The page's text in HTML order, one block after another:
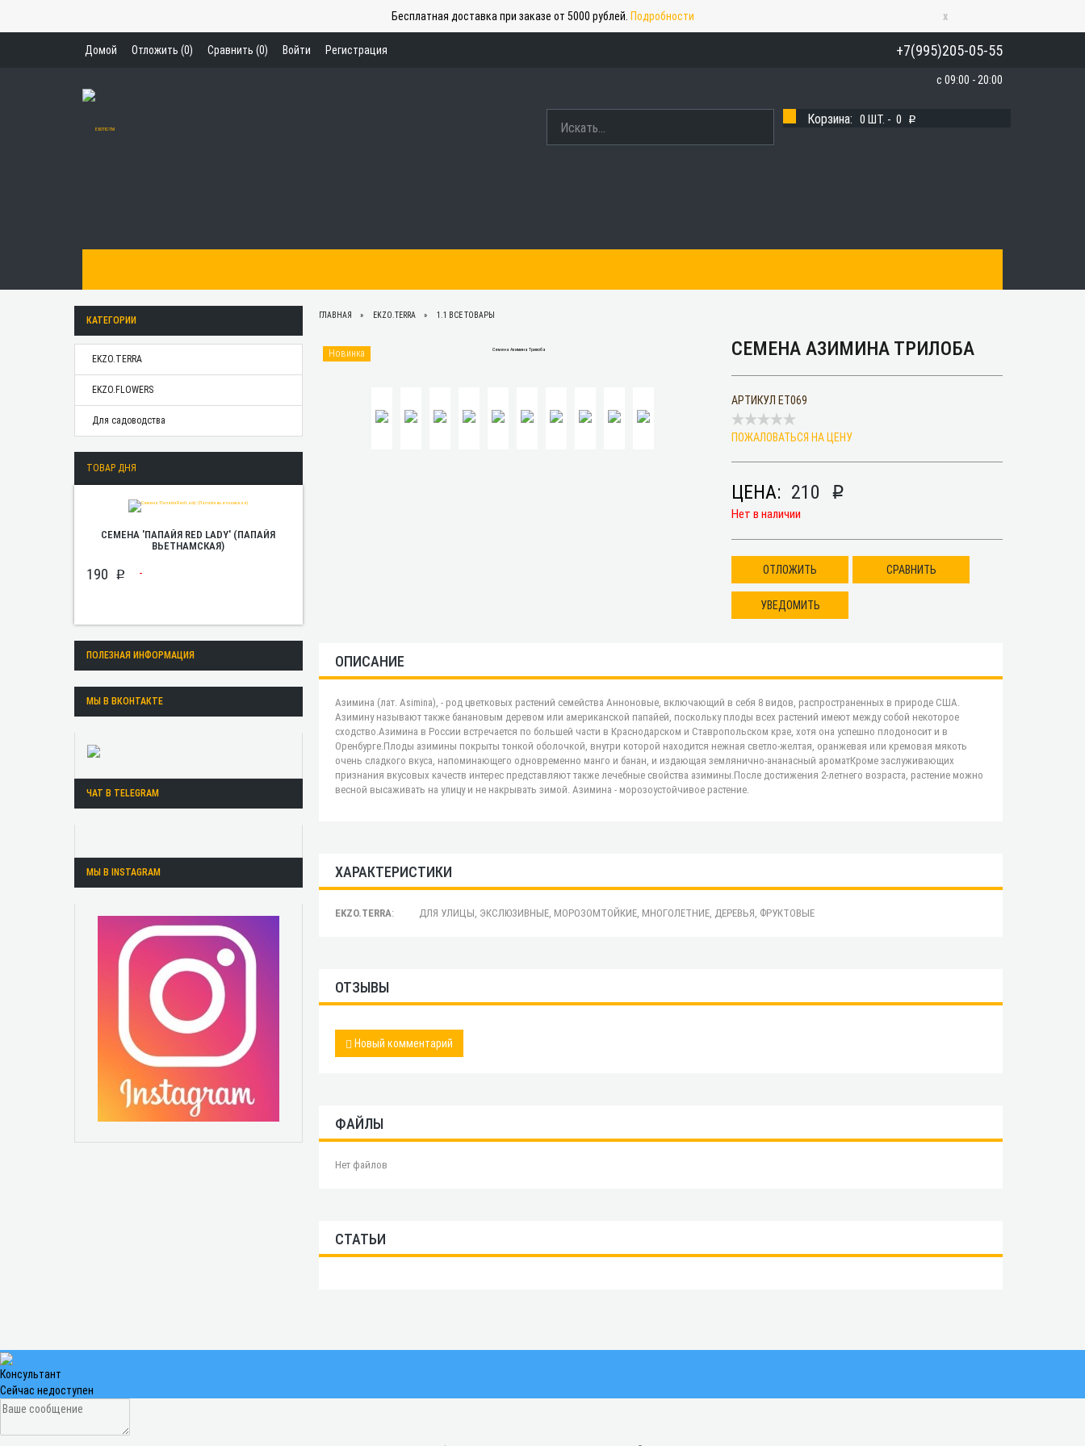
Бесплатная доставка при заказе от 5000 рублей. Подробности x
Домой Отложить (0) Сравнить (0) Войти Регистрация +7(995)205-05-55
с 09:00 - 20:00
Корзина: 0 ШТ. - 0 p
КАТЕГОРИИ
EKZO.TERRA
EKZO.FLOWERS
Для садоводства
ТОВАР ДНЯ
СЕМЕНА 'ПАПАЙЯ RED LADY' (ПАПАЙЯ
ВЬЕТНАМСКАЯ)
190 p
ПОЛЕЗНАЯ ИНФОРМАЦИЯ
МЫ В ВКОНТАКТЕ
ЧАТ В TELEGRAM
МЫ В INSTAGRAM
ГЛАВНАЯ EKZO.TERRA 1.1 ВСЕ ТОВАРЫ
Новинка СЕМЕНА АЗИМИНА ТРИЛОБА
АРТИКУЛ ET069
ПОЖАЛОВАТЬСЯ НА ЦЕНУ
ЦЕНА: 210 p
Нет в наличии
ОТЛОЖИТЬ СРАВНИТЬ
УВЕДОМИТЬ
ОПИСАНИЕ
Азимина (лат. Asimina), - род цветковых растений семейства Анноновые, включающий в себя 8 видов, распространенных в природе США.
Азимину называют также банановым деревом или американской папайей, поскольку плоды всех растений имеют между собой некоторое
сходство.Азимина в России встречается по большей части в Краснодарском и Ставропольском крае, хотя она успешно плодоносит и в
Оренбурге.Плоды азимины покрыты тонкой оболочкой, внутри которой находится нежная светло-желтая, оранжевая или кремовая мякоть
очень сладкого вкуса, напоминающего одновременно манго и банан, и издающая землянично-ананасный ароматКроме заслуживающих
признания вкусовых качеств интерес представляют также лечебные свойства азимины.После достижения 2-летнего возраста, растение можно
весной высаживать на улицу и не накрывать зимой. Азимина - морозоустойчивое растение.
ХАРАКТЕРИСТИКИ
EKZO.TERRA: ДЛЯ УЛИЦЫ, ЭКСЛЮЗИВНЫЕ, МОРОЗОМТОЙКИЕ, МНОГОЛЕТНИЕ, ДЕРЕВЬЯ, ФРУКТОВЫЕ
ОТЗЫВЫ
Новый комментарий
ФАЙЛЫ
Нет файлов
СТАТЬИ
Консультант
Сейчас недоступен